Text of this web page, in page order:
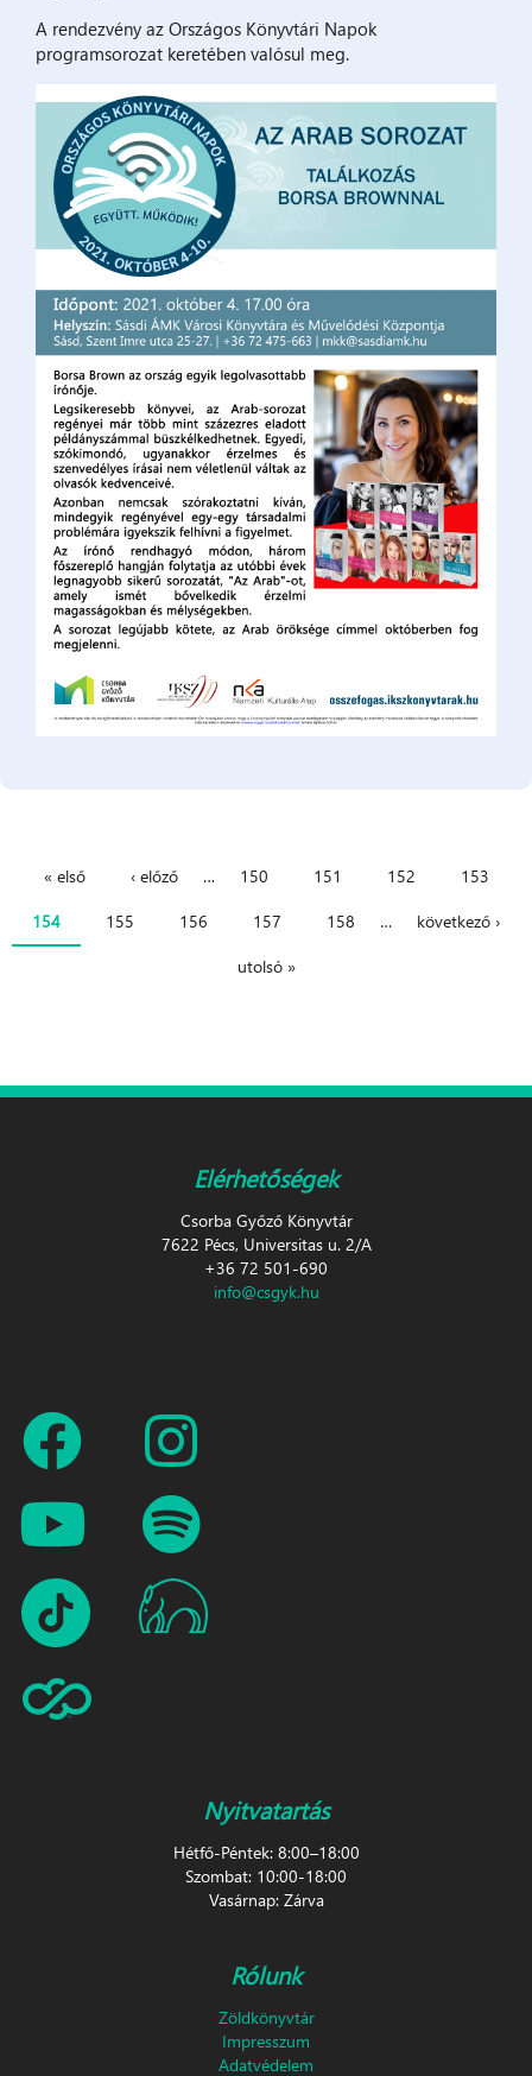
A rendezvény az Országos Könyvtári Napok
programsorozat keretében valósul meg.
Oldalak
« első ‹ előző … 150 151 152
153
154
155 156 157 158 …
következő ›
utolsó »
Elérhetőségek
Csorba Győző Könyvtár
7622 Pécs, Universitas u. 2/A
+36 72 501-690
info@csgyk.hu
Nyitvatartás
Hétfő-Péntek: 8:00–18:00
Szombat: 10:00-18:00
Vasárnap: Zárva
Rólunk
Zöldkönyvtár
Impresszum
Adatvédelem